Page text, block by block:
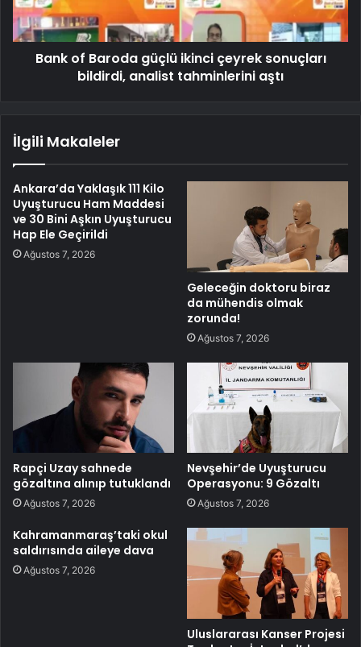
Bank of Baroda güçlü ikinci çeyrek sonuçları
bildirdi, analist tahminlerini aştı
İlgili Makaleler
Ankara’da Yaklaşık 111 Kilo
Uyuşturucu Ham Maddesi
ve 30 Bini Aşkın Uyuşturucu
Hap Ele Geçirildi
Ağustos 7, 2026
Geleceğin doktoru biraz
da mühendis olmak
zorunda!
Ağustos 7, 2026
Rapçi Uzay sahnede
gözaltına alınıp tutuklandı
Ağustos 7, 2026
Nevşehir’de Uyuşturucu
Operasyonu: 9 Gözaltı
Ağustos 7, 2026
Kahramanmaraş’taki okul
saldırısında aileye dava
Ağustos 7, 2026
Uluslararası Kanser Projesi